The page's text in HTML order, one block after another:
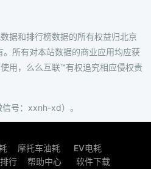
据和排行榜数据的所有权益归北京
所有对本站数据的商业应用均应获
用，么么互联™有权追究相应侵权责
号：xxnh-xd）。
摩托车油耗
EV电耗
行 帮助中心 软件下载